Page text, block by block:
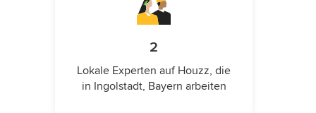
2
Lokale Experten auf Houzz, die
in Ingolstadt, Bayern arbeiten